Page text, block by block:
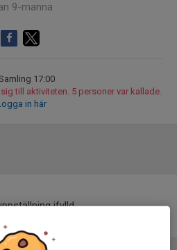
9-manna
17:00
till aktiviteten. 5 personer var kallade.
in här
ifylld